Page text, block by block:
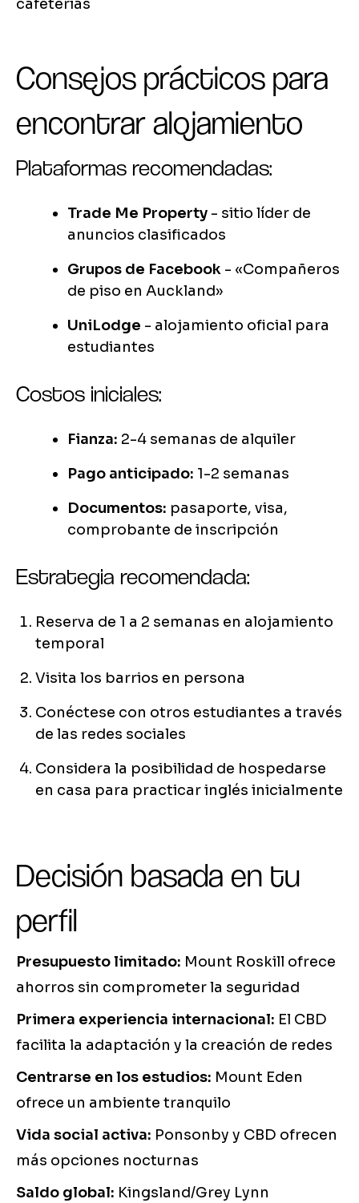
cafeterías
Consejos prácticos para
encontrar alojamiento
Plataformas recomendadas:
Trade Me Property - sitio líder de
anuncios clasificados
Grupos de Facebook - «Compañeros
de piso en Auckland»
UniLodge - alojamiento oficial para
estudiantes
Costos iniciales:
Fianza: 2-4 semanas de alquiler
Pago anticipado: 1-2 semanas
Documentos: pasaporte, visa,
comprobante de inscripción
Estrategia recomendada:
Reserva de 1 a 2 semanas en alojamiento
temporal
Visita los barrios en persona
Conéctese con otros estudiantes a través
de las redes sociales
Considera la posibilidad de hospedarse
en casa para practicar inglés inicialmente
Decisión basada en tu
perfil
Presupuesto limitado: Mount Roskill ofrece
ahorros sin comprometer la seguridad
Primera experiencia internacional: El CBD
facilita la adaptación y la creación de redes
Centrarse en los estudios: Mount Eden
ofrece un ambiente tranquilo
Vida social activa: Ponsonby y CBD ofrecen
más opciones nocturnas
Saldo global: Kingsland/Grey Lynn